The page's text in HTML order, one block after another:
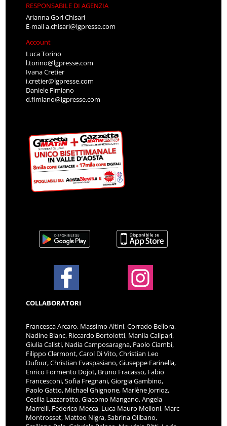
RESPONSABILE DI AGENZIA
Arianna Gori Chisari
E-maila.chisari@lgpresse.com
Account
Luca Torino
l.torino@lgpresse.com
Ivana Cretier
i.cretier@lgpresse.com
Daniele Fimiano
d.fimiano@lgpresse.com
COLLABORATORI
Francesca Arcaro, Massimo Altini, Corrado Bellora,
Nadine Blanc, Riccardo Bortolotti, Manila Calipari,
Giulia Calisti, Nadia Camposaragna, Paolo Ciambi,
Filippo Clermont, Carol Di Vito, Christian Leo
Dufour, Christian Evaspasiano, Giuseppe Farinella,
Enrico Formento Dojot, Bruno Fracasso, Fabio
Francesconi, Sofia Fregnani, Giorgia Gambino,
Paolo Gatto, Michael Ghignone, Marlène Jorrioz,
Cecilia Lazzarotto, Giacomo Mangano, Angela
Marrelli, Federico Mecca, Luca Mauro Melloni, Marc
Montrosset, Matteo Nigra, Sabrina Olibano,